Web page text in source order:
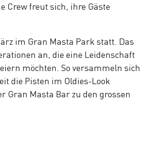
Crew freut sich, ihre Gäste
im Gran Masta Park statt. Das
an, die eine Leidenschaft
möchten. So versammeln sich
die Pisten im Oldies-Look
Gran Masta Bar zu den grossen